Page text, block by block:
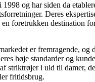
og har siden da
Deres
foretrukken destination
er fremragende, og
høje standarder og
striktrøjer i uld til damer,
fritidsbrug.